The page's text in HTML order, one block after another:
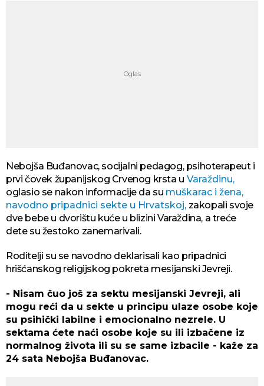
Nebojša Buđanovac, socijalni pedagog, psihoterapeut i
prvi čovek županijskog Crvenog krsta u Varaždinu,
oglasio se nakon informacije da su muškarac i žena,
navodno pripadnici sekte u Hrvatskoj, zakopali svoje
dve bebe u dvorištu kuće u blizini Varaždina, a treće
dete su žestoko zanemarivali.
Roditelji su se navodno deklarisali kao pripadnici
hrišćanskog religijskog pokreta mesijanski Jevreji.
- Nisam čuo još za sektu mesijanski Jevreji, ali
mogu reći da u sekte u principu ulaze osobe koje
su psihički labilne i emocionalno nezrele. U
sektama ćete naći osobe koje su ili izbačene iz
normalnog života ili su se same izbacile - kaže za
24 sata Nebojša Buđanovac.